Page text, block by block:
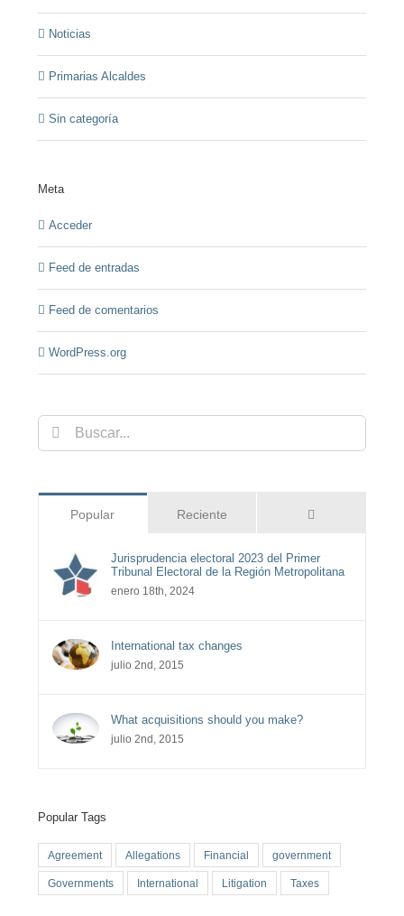
Noticias
Primarias Alcaldes
Sin categoría
Meta
Acceder
Feed de entradas
Feed de comentarios
WordPress.org
Buscar:
Popular Reciente
Jurisprudencia electoral 2023 del Primer
Tribunal Electoral de la Región Metropolitana
enero 18th, 2024
International tax changes
julio 2nd, 2015
What acquisitions should you make?
julio 2nd, 2015
Popular Tags
Agreement Allegations Financial government
Governments International Litigation Taxes